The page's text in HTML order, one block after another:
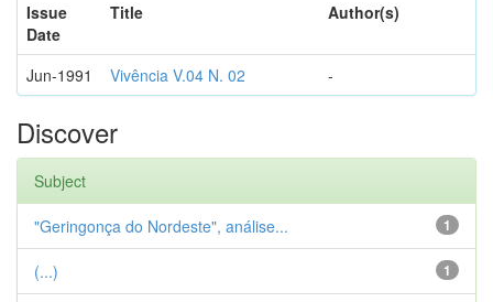
Issue
Date
Title Author(s)
Jun-1991 Vivência V.04 N. 02 -
Discover
Subject
1
"Geringonça do Nordeste", análise...
1
(...)